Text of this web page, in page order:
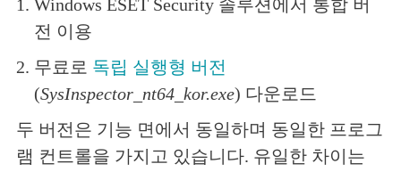
1. Windows ESET Security 솔루션에서 통합 버
전 이용
2. 무료로 독립 실행형 버전
(SysInspector_nt64_kor.exe) 다운로드
두 버전은 기능 면에서 동일하며 동일한 프로그
램 컨트롤을 가지고 있습니다. 유일한 차이는